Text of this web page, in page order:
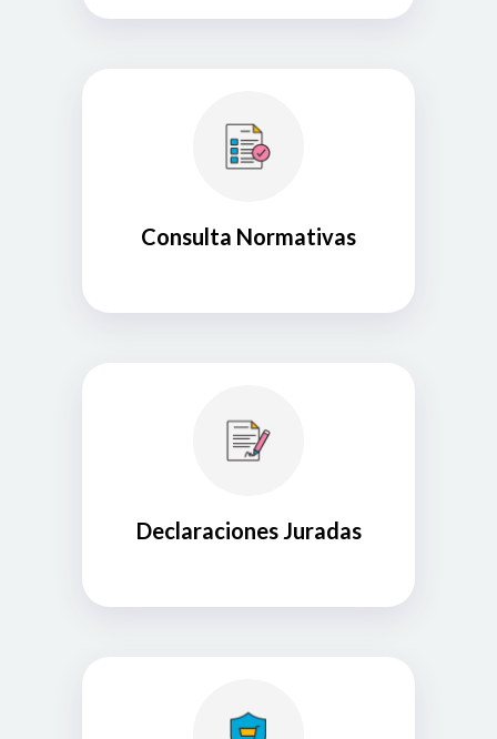
Consulta Normativas
Declaraciones Juradas